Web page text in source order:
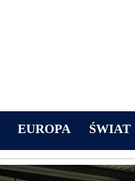
EUROPA ŚWIAT